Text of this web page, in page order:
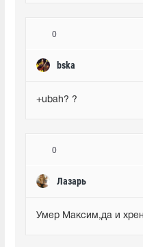
0
bska
+ubah? ?
0
Лазарь
Умер Максим,да и